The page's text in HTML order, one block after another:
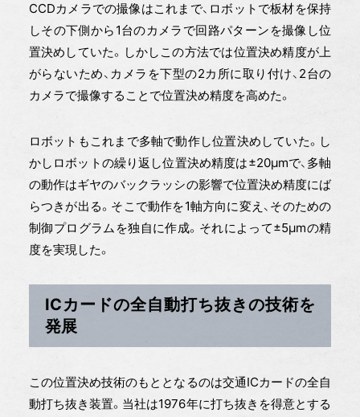
CCDカメラでの撮像はこれまで、ロボットで板材を保持
しその下側から1台のカメラで回路パターンを撮像し位
置決めしていた。しかしこの方法では位置決め精度が上
がらないため、カメラを下型の2カ所に取り付け、2台の
カメラで撮像することで位置決め精度を高めた。
ロボットもこれまで多軸で動作し位置決めしていた。し
かしロボットの繰り返し位置決め精度は±20μmで、多軸
の動作はギヤのバックラッシの影響で位置決め精度にば
らつきが出る。そこで動作を1軸方向に変え、そのための
制御プログラムを独自に作成。それによって±5μmの精
度を実現した。
ICカードの全自動打ち抜きの技術を
発展
この位置決め技術のもととなるのは交通ICカードの全自
動打ち抜き装置。当社は1976年に打ち抜きを得意とする